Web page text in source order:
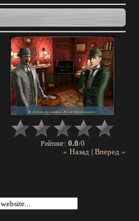
Рейтинг: 0.0/0
« Назад | Вперед »